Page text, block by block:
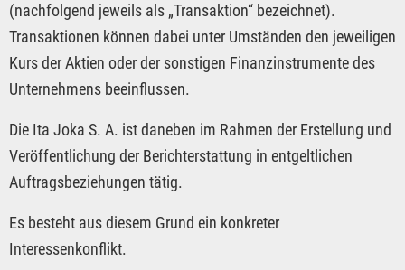
(nachfolgend jeweils als „Transaktion“ bezeichnet).
Transaktionen können dabei unter Umständen den jeweiligen
Kurs der Aktien oder der sonstigen Finanzinstrumente des
Unternehmens beeinflussen.
Die Ita Joka S. A. ist daneben im Rahmen der Erstellung und
Veröffentlichung der Berichterstattung in entgeltlichen
Auftragsbeziehungen tätig.
Es besteht aus diesem Grund ein konkreter
Interessenkonflikt.